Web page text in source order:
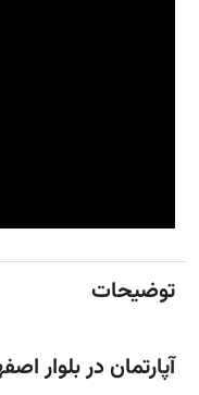
توضیحات
آپارتمان در بلوار